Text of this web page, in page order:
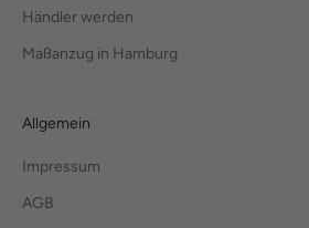
Händler werden
Maßanzug in Hamburg
Allgemein
Impressum
AGB